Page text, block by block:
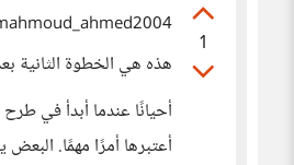
1
هذه هي الخطوة الثانية
أحيانًا عندما أبدأ في
أعتبرها أمرًا مهمًا.